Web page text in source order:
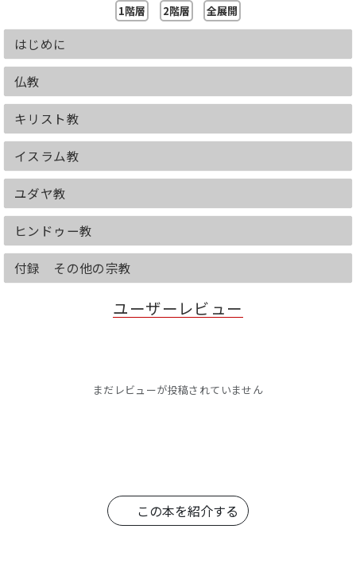
解説文と図解が見開きで１項目になって
いるので、どこからでも読める。
の新宗教ほかについて解説。７章では宗
を考える視点を提供している。
1階層 2階層 全展開
はじめに
仏教
キリスト教
イスラム教
ユダヤ教
ヒンドゥー教
付録 その他の宗教
ユーザーレビュー
まだレビューが投稿されていません
この本を紹介する